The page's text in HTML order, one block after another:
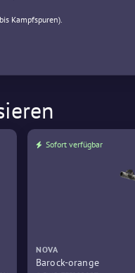
Kampfspuren).
Sofort verfügbar
NOVA
Barock-orange